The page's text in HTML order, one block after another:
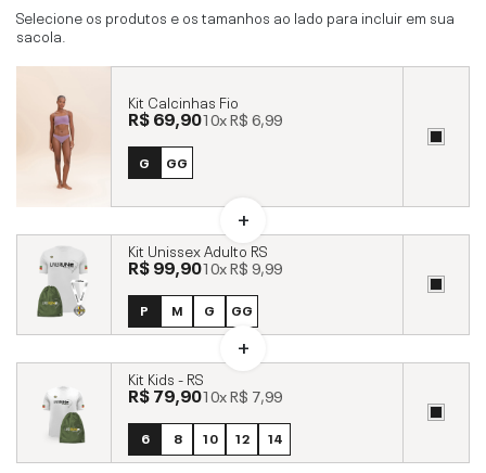
Selecione os produtos e os tamanhos ao lado para incluir em sua
sacola.
Kit Calcinhas Fio
R$ 69,9010xR$ 6,99
G GG
Kit Unissex Adulto RS
R$ 99,9010xR$ 9,99
P M G GG
Kit Kids - RS
R$ 79,9010xR$ 7,99
6 8 10 12 14